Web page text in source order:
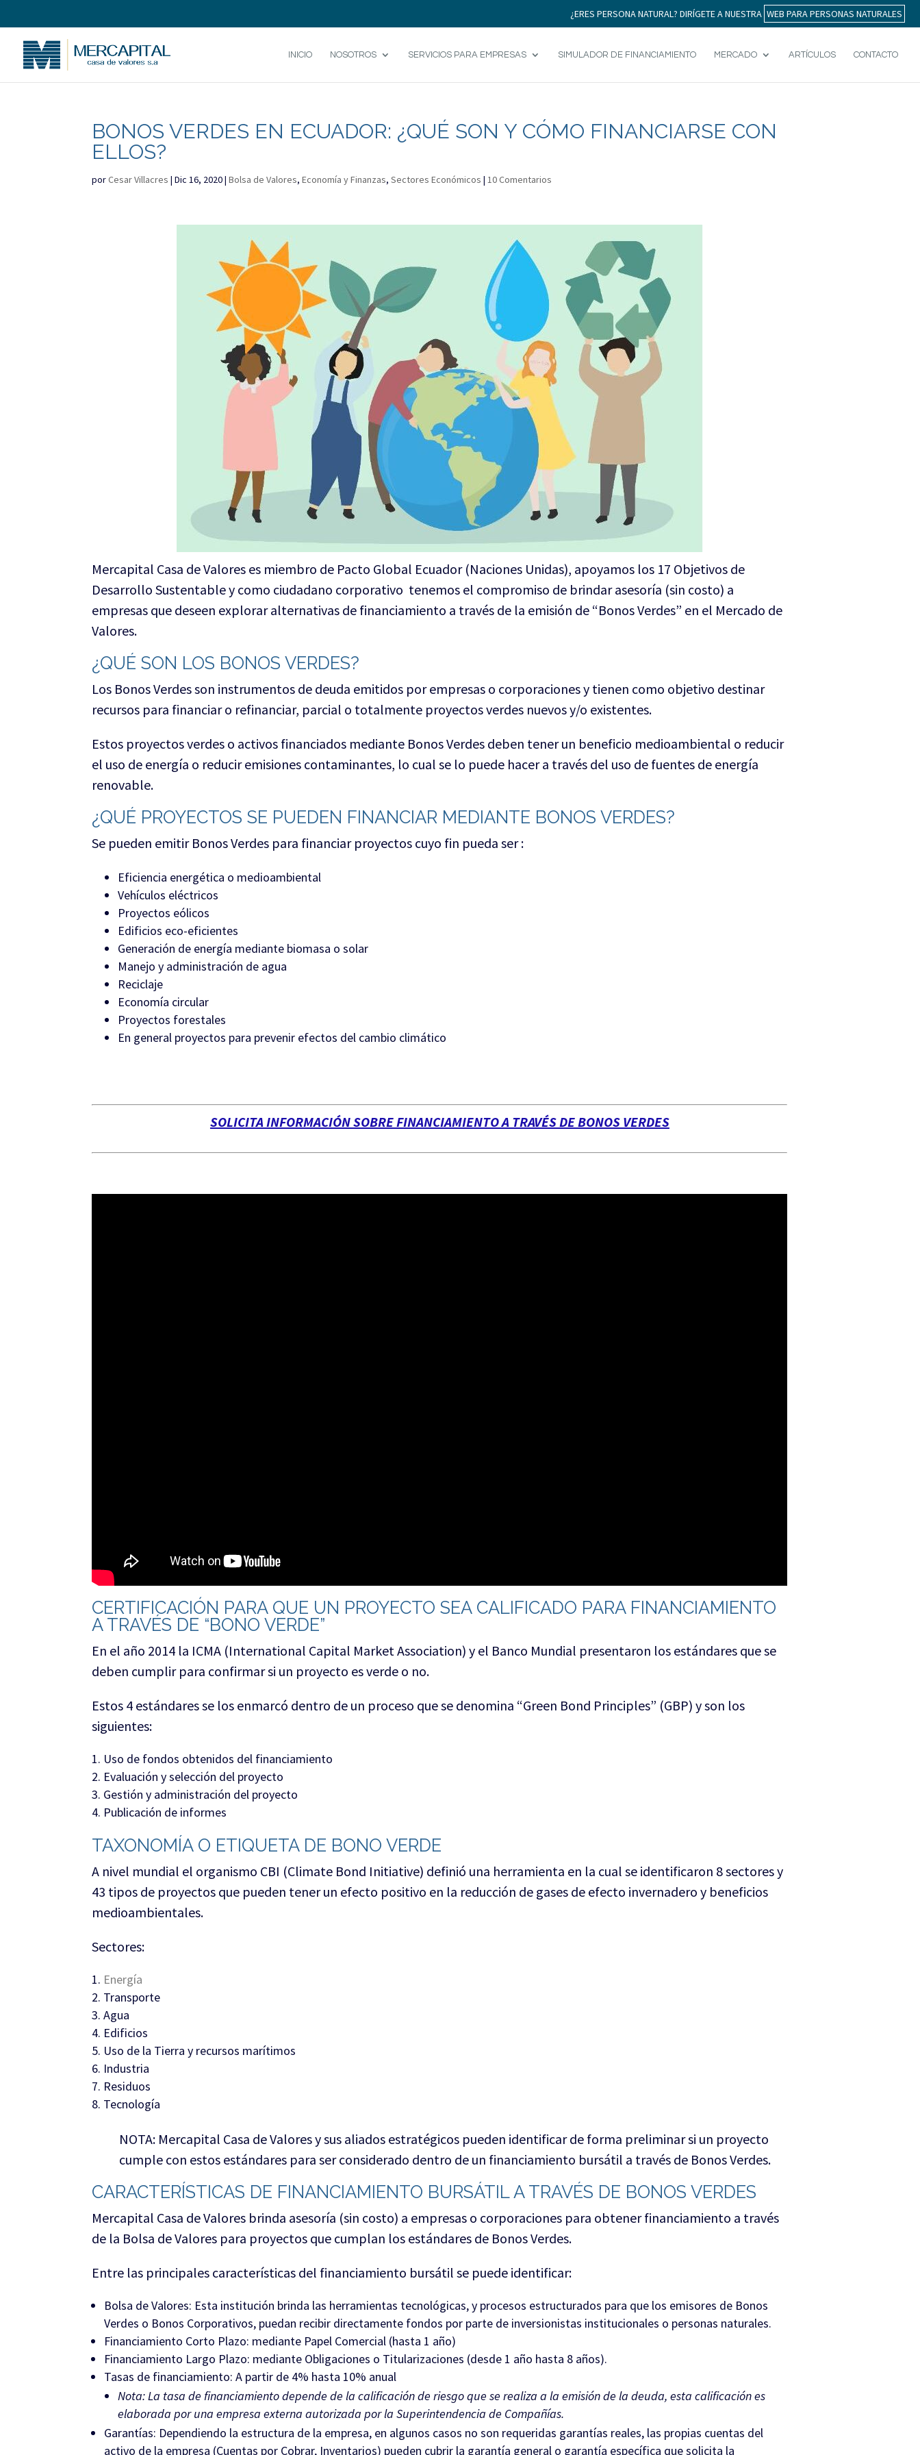
¿ERES PERSONA NATURAL? DIRÍGETE A NUESTRA WEB PARA PERSONAS NATURALES
INICIO NOSOTROS SERVICIOS PARA EMPRESAS SIMULADOR DE FINANCIAMIENTO MERCADO ARTÍCULOS CONTACTO
BONOS VERDES EN ECUADOR: ¿QUÉ SON Y CÓMO FINANCIARSE CON
ELLOS?
porCesar Villacres |Dic 16, 2020|Bolsa de Valores,Economía y Finanzas,Sectores Económicos |10 Comentarios
Mercapital Casa de Valores es miembro de Pacto Global Ecuador (Naciones Unidas), apoyamos los 17 Objetivos de
Desarrollo Sustentable y como ciudadano corporativo tenemos el compromiso de brindar asesoría (sin costo) a
empresas que deseen explorar alternativas de financiamiento a través de la emisión de “Bonos Verdes” en el Mercado de
Valores.
¿QUÉ SON LOS BONOS VERDES?
Los Bonos Verdes son instrumentos de deuda emitidos por empresas o corporaciones y tienen como objetivo destinar
recursos para financiar o refinanciar, parcial o totalmente proyectos verdes nuevos y/o existentes.
Estos proyectos verdes o activos financiados mediante Bonos Verdes deben tener un beneficio medioambiental o reducir
el uso de energía o reducir emisiones contaminantes, lo cual se lo puede hacer a través del uso de fuentes de energía
renovable.
¿QUÉ PROYECTOS SE PUEDEN FINANCIAR MEDIANTE BONOS VERDES?
Se pueden emitir Bonos Verdes para financiar proyectos cuyo fin pueda ser :
Eficiencia energética o medioambiental
Vehículos eléctricos
Proyectos eólicos
Edificios eco-eficientes
Generación de energía mediante biomasa o solar
Manejo y administración de agua
Reciclaje
Economía circular
Proyectos forestales
En general proyectos para prevenir efectos del cambio climático
SOLICITA INFORMACIÓN SOBRE FINANCIAMIENTO A TRAVÉS DE BONOS VERDES
CERTIFICACIÓN PARA QUE UN PROYECTO SEA CALIFICADO PARA FINANCIAMIENTO
A TRAVÉS DE “BONO VERDE”
En el año 2014 la ICMA (International Capital Market Association) y el Banco Mundial presentaron los estándares que se
deben cumplir para confirmar si un proyecto es verde o no.
Estos 4 estándares se los enmarcó dentro de un proceso que se denomina “Green Bond Principles” (GBP) y son los
siguientes:
Uso de fondos obtenidos del financiamiento
Evaluación y selección del proyecto
Gestión y administración del proyecto
Publicación de informes
TAXONOMÍA O ETIQUETA DE BONO VERDE
A nivel mundial el organismo CBI (Climate Bond Initiative) definió una herramienta en la cual se identificaron 8 sectores y
43 tipos de proyectos que pueden tener un efecto positivo en la reducción de gases de efecto invernadero y beneficios
medioambientales.
Sectores:
Energía
Transporte
Agua
Edificios
Uso de la Tierra y recursos marítimos
Industria
Residuos
Tecnología
NOTA: Mercapital Casa de Valores y sus aliados estratégicos pueden identificar de forma preliminar si un proyecto
cumple con estos estándares para ser considerado dentro de un financiamiento bursátil a través de Bonos Verdes.
CARACTERÍSTICAS DE FINANCIAMIENTO BURSÁTIL A TRAVÉS DE BONOS VERDES
Mercapital Casa de Valores brinda asesoría (sin costo) a empresas o corporaciones para obtener financiamiento a través
de la Bolsa de Valores para proyectos que cumplan los estándares de Bonos Verdes.
Entre las principales características del financiamiento bursátil se puede identificar:
Bolsa de Valores: Esta institución brinda las herramientas tecnológicas, y procesos estructurados para que los emisores de Bonos
Verdes o Bonos Corporativos, puedan recibir directamente fondos por parte de inversionistas institucionales o personas naturales.
Financiamiento Corto Plazo: mediante Papel Comercial (hasta 1 año)
Financiamiento Largo Plazo: mediante Obligaciones o Titularizaciones (desde 1 año hasta 8 años).
Tasas de financiamiento: A partir de 4% hasta 10% anual
Nota: La tasa de financiamiento depende de la calificación de riesgo que se realiza a la emisión de la deuda, esta calificación es
elaborada por una empresa externa autorizada por la Superintendencia de Compañías.
Garantías: Dependiendo la estructura de la empresa, en algunos casos no son requeridas garantías reales, las propias cuentas del
activo de la empresa (Cuentas por Cobrar, Inventarios) pueden cubrir la garantía general o garantía específica que solicita la